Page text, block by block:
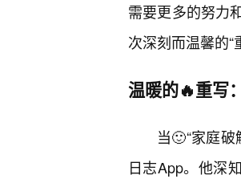
需要更多的努力
次深刻而温馨的“
温暖的🔥重写
当🙂“家庭
日志App。他深